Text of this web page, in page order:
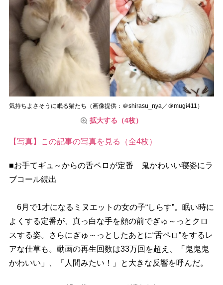
気持ちよさそうに眠る猫たち（画像提供：＠shirasu_nya／＠mugi411）
拡大する（4枚）
【写真】この記事の写真を見る（全4枚）
■お手てギュ～からの舌ペロが定番 鬼かわいい寝姿にラ
ブコール続出
6月で1才になるミヌエットの女の子“しらす”。眠い時に
よくする定番が、真っ白な手を顔の前でぎゅ～っとクロ
スする姿。さらにぎゅ～っとしたあとに“舌ペロ”をするレ
アな仕草も。動画の再生回数は33万回を超え、「鬼鬼鬼
かわいい」、「人間みたい！」と大きな反響を呼んだ。